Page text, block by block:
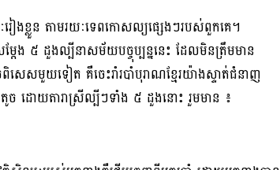
ៀងខ្លួន តាមរយៈទេពកោសល្យផ្សេងៗរបស់ពួកគេ។
ែង ៥ ដួងល្បីនាសម័យបច្ចុប្បន្ននេះ ដែលមិនត្រឹមមាន
សេសមួយទៀត គឺចេះរាំរបាំបុរាណខ្មែរយ៉ាងស្ទាត់ជំនាញ
តូច ដោយតារាស្រីល្បីៗទាំង ៥ ដួងនោះ រួមមាន ៖